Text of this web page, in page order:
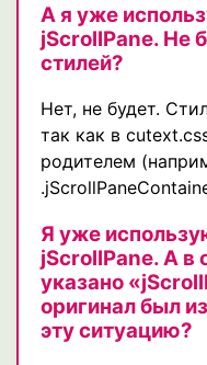
А я уже
jScrollPane. Не
стилей?
Нет, не будет.
так как в
родителем
Я уже
jScrollPane. А в
указано
оригинал был
эту ситуацию?